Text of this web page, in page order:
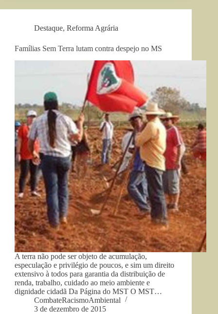
Destaque, Reforma Agrária
Famílias Sem Terra lutam contra despejo no MS
A terra não pode ser objeto de acumulação,
especulação e privilégio de poucos, e sim um direito
extensivo à todos para garantia da distribuição de
renda, trabalho, cuidado ao meio ambiente e
dignidade cidadã Da Página do MST O MST…
CombateRacismoAmbiental
3 de dezembro de 2015